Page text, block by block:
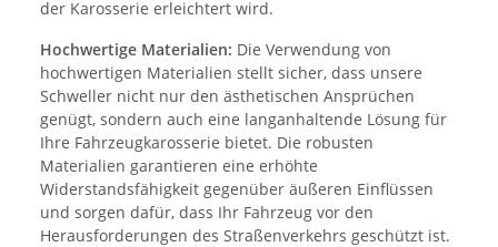
der Karosserie erleichtert wird.
Hochwertige Materialien: Die Verwendung von
hochwertigen Materialien stellt sicher, dass unsere
Schweller nicht nur den ästhetischen Ansprüchen
genügt, sondern auch eine langanhaltende Lösung für
Ihre Fahrzeugkarosserie bietet. Die robusten
Materialien garantieren eine erhöhte
Widerstandsfähigkeit gegenüber äußeren Einflüssen
und sorgen dafür, dass Ihr Fahrzeug vor den
Herausforderungen des Straßenverkehrs geschützt ist.